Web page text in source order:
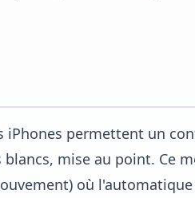
permettent un
mise au point. Ce
où